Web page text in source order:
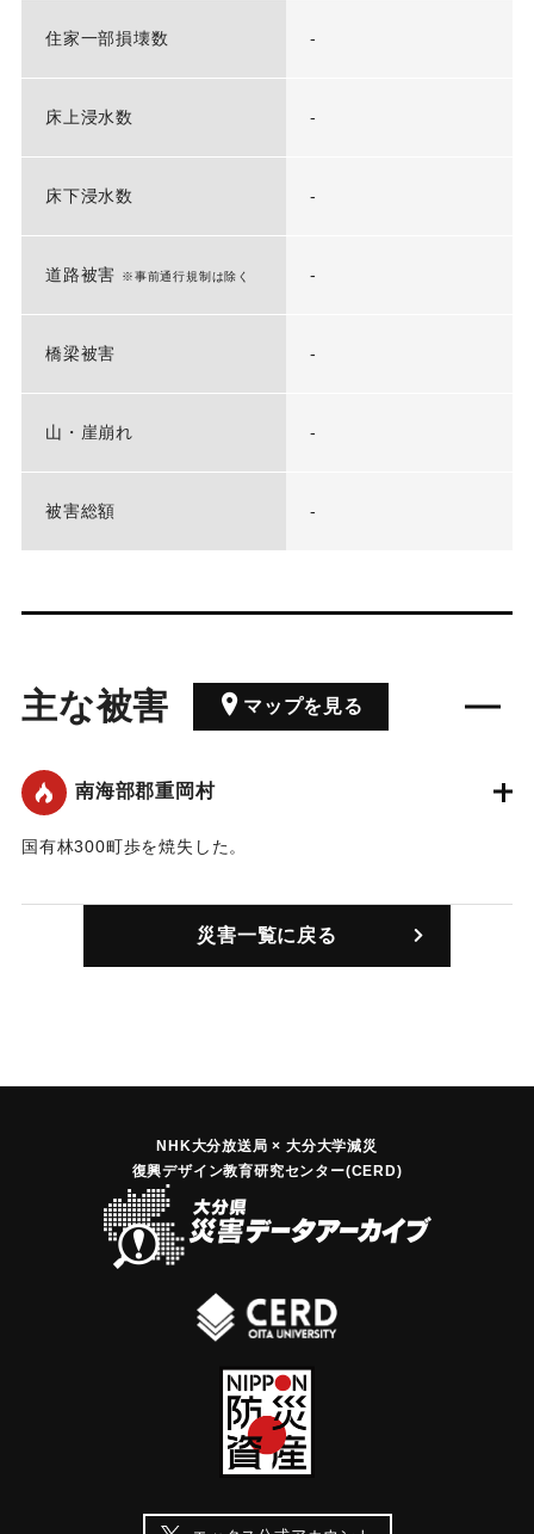
住家一部損壊数 -
床上浸水数 -
床下浸水数 -
道路被害 ※事前通行規制は除く -
橋梁被害 -
山・崖崩れ -
被害総額 -
主な被害 マップを見る
南海部郡重岡村
国有林300町歩を焼失した。
｜固有コード:00292001
災害一覧に戻る
NHK大分放送局 × 大分大学減災
復興デザイン教育研究センター(CERD)